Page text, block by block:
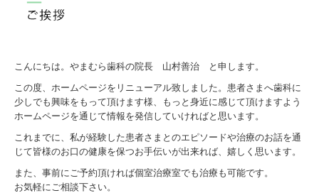
こんにちは。やまむら歯科の院長 山村善治 と申します。
この度、ホームページをリニューアル致しました。患者さまへ歯科に
少しでも興味をもって頂けます様、もっと身近に感じて頂けますよう
ホームページを通じて情報を発信していければと思います。
これまでに、私が経験した患者さまとのエピソードや治療のお話を通
じて皆様のお口の健康を保つお手伝いが出来れば、嬉しく思います。
また、事前にご予約頂ければ個室治療室でも治療も可能です。
お気軽にご相談下さい。